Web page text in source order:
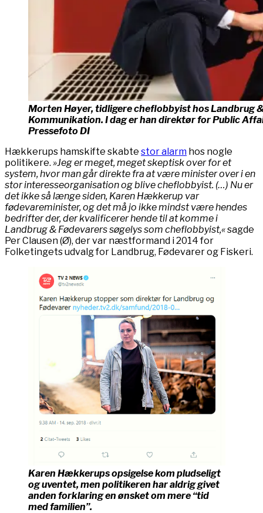
Morten Høyer, tidligere cheflobbyist hos Landbrug
Kommunikation. I dag er han direktør for Public
Pressefoto DI
Hækkerups hamskifte skabte stor alarm hos nogle
politikere. »Jeg er meget, meget skeptisk over for et
system, hvor man går direkte fra at være minister over i en
stor interesseorganisation og blive cheflobbyist. (…) Nu er
det ikke så længe siden, Karen Hækkerup var
fødevareminister, og det må jo ikke mindst være hendes
bedrifter der, der kvalificerer hende til at komme i
Landbrug & Fødevarers søgelys som cheflobbyist,«sagde
Per Clausen (Ø), der var næstformand i 2014 for
Folketingets udvalg for Landbrug, Fødevarer og Fiskeri.
Karen Hækkerups opsigelse kom pludseligt
og uventet, men politikeren har aldrig givet
anden forklaring en ønsket om mere “tid
med familien”.